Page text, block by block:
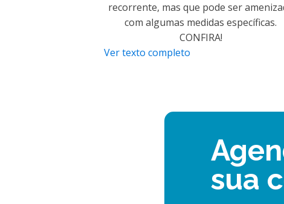
recorrente, mas que pode ser
com algumas medidas específicas.
CONFIRA!
Ver texto completo
sua